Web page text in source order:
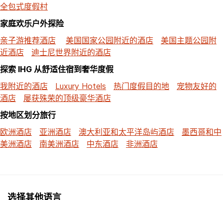
全包式度假村
家庭欢乐户外探险
亲子游推荐酒店
美国国家公园附近的酒店
美国主题公园附
近酒店
迪士尼世界附近的酒店
探索 IHG 从舒适住宿到奢华度假
我附近的酒店
Luxury Hotels 热门度假目的地
宠物友好的
酒店
屡获殊荣的顶级豪华酒店
按地区划分旅行
欧洲酒店
亚洲酒店 澳大利亚和太平洋岛屿酒店
墨西哥和中
美洲酒店
南美洲酒店 中东酒店 非洲酒店
选择其他语言